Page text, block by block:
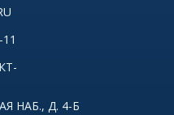
НАБ., Д. 4-Б